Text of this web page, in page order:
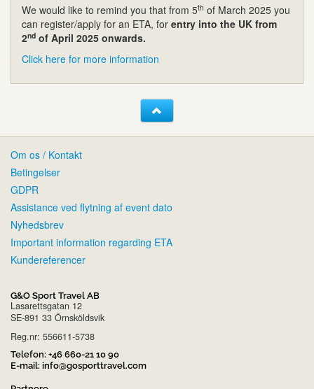
We would like to remind you that from 5th of March 2025 you
can register/apply for an ETA, for entry into the UK from
2nd of April 2025 onwards.
Click here for more information
Om os / Kontakt
Betingelser
GDPR
Assistance ved flytning af event dato
Nyhedsbrev
Important information regarding ETA
Kundereferencer
G&O Sport Travel AB
Lasarettsgatan 12
SE-891 33 Örnsköldsvik
Reg.nr: 556611-5738
Telefon: +46 660-21 10 90
E-mail: info@gosporttravel.com